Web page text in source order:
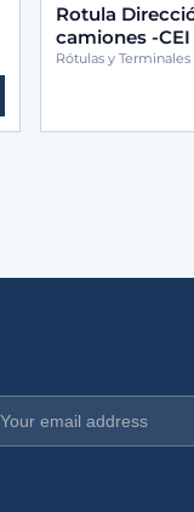
Rotula
camiones -CEI
Rótulas y Terminales